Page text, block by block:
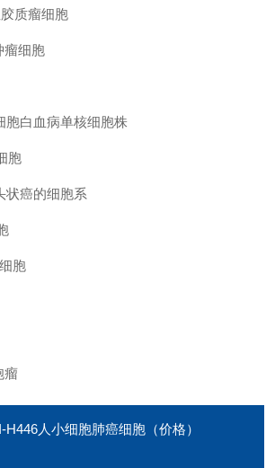
质瘤细胞
瘤细胞
胞白血病单核细胞株
胞
状癌的细胞系
胞
瘤
H446人小细胞肺癌细胞（价格）